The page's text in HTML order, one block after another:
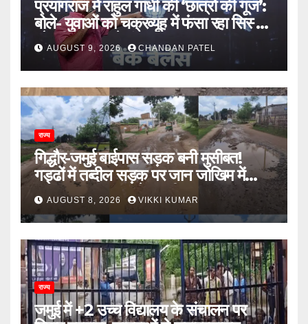
प्रयागराज में राहुल गांधी की ‘छात्रों की गूंज’:
बोले- युवाओं को चक्रव्यूह में फंसा रहा सिस्टम,
नौकरी के दरवाजे बंद
AUGUST 9, 2026 CHANDAN PATEL
राज्य
गिद्धौर-जमुई बाईपास सड़क बनी मुसीबत!
गड्ढों में तब्दील सड़क पर जान जोखिम में
डालकर सफर कर रहे ग्रामीण
AUGUST 8, 2026 VIKKI KUMAR
राज्य
जमुई में +2 उच्च विद्यालय के संचालन पर